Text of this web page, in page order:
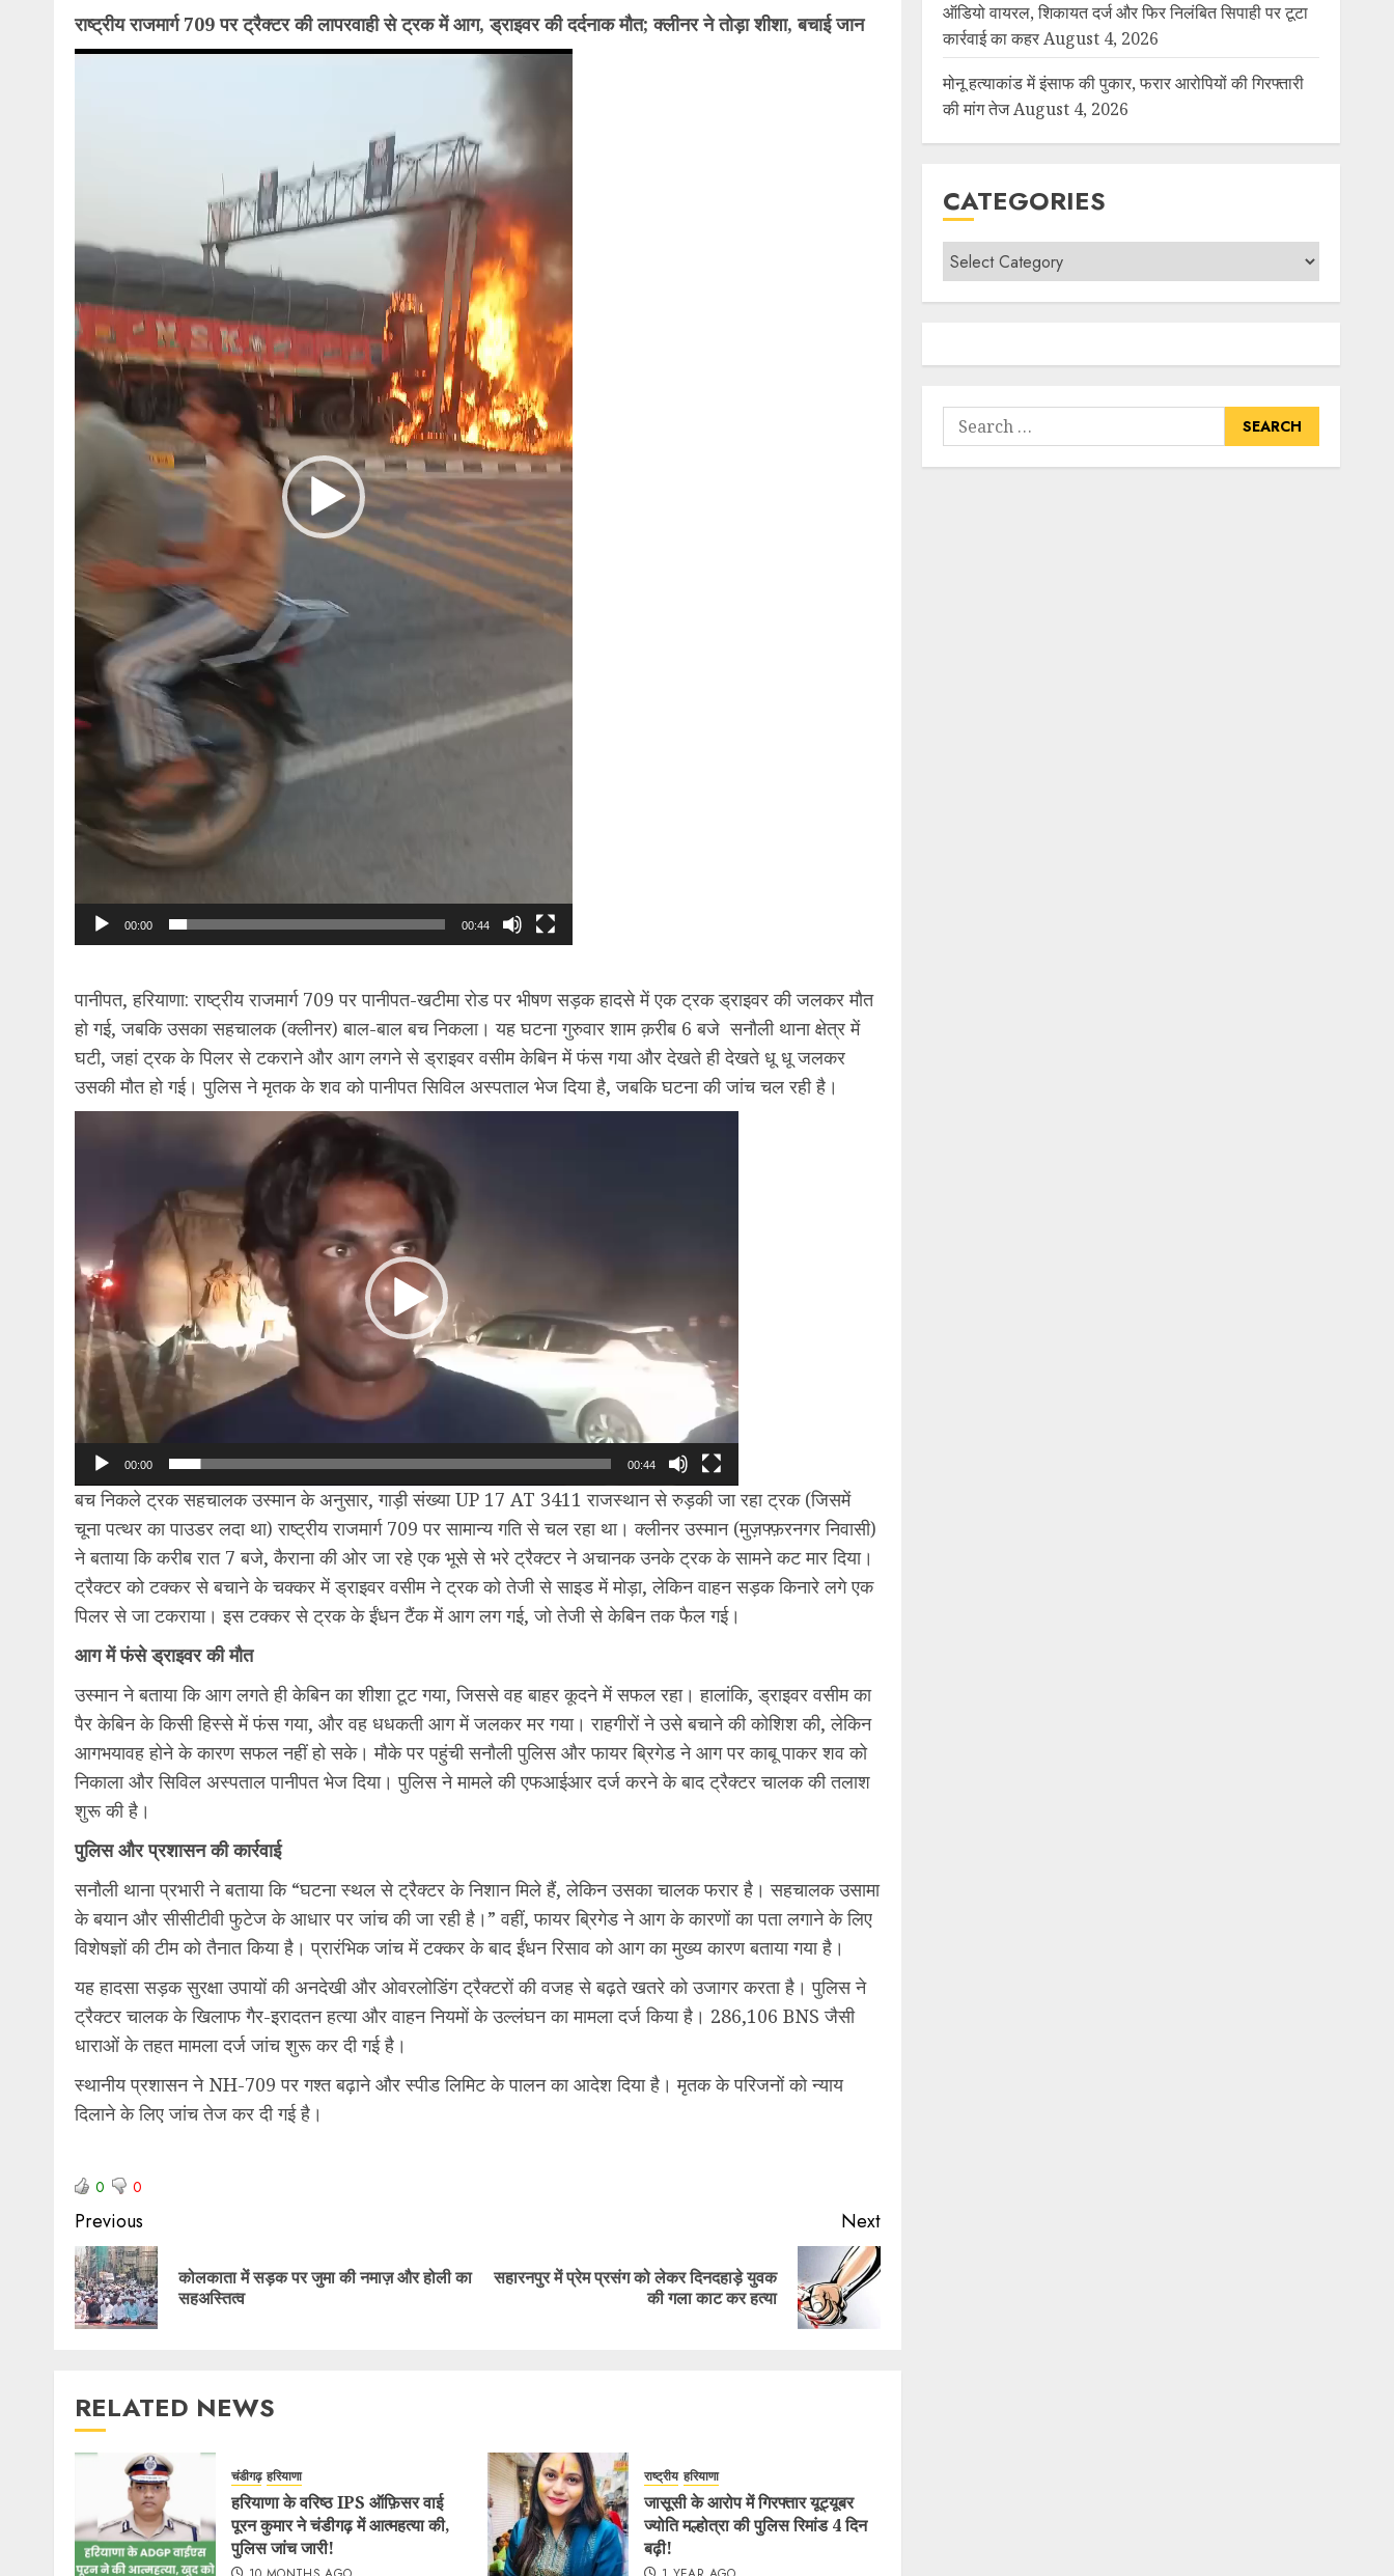
राष्ट्रीय राजमार्ग 709 पर ट्रैक्टर की लापरवाही से ट्रक में आग, ड्राइवर की दर्दनाक मौत; क्लीनर ने तोड़ा शीशा, बचाई जान
Video
00:00 00:44
पानीपत, हरियाणा: राष्ट्रीय राजमार्ग 709 पर पानीपत-खटीमा रोड पर भीषण सड़क हादसे में एक ट्रक ड्राइवर की जलकर मौत
हो गई, जबकि उसका सहचालक (क्लीनर) बाल-बाल बच निकला। यह घटना गुरुवार शाम क़रीब 6 बजे सनौली थाना क्षेत्र में
घटी, जहां ट्रक के पिलर से टकराने और आग लगने से ड्राइवर वसीम केबिन में फंस गया और देखते ही देखते धू धू जलकर
उसकी मौत हो गई। पुलिस ने मृतक के शव को पानीपत सिविल अस्पताल भेज दिया है, जबकि घटना की जांच चल रही है।
00:00 00:44
बच निकले ट्रक सहचालक उस्मान के अनुसार, गाड़ी संख्या UP 17 AT 3411 राजस्थान से रुड़की जा रहा ट्रक (जिसमें
चूना पत्थर का पाउडर लदा था) राष्ट्रीय राजमार्ग 709 पर सामान्य गति से चल रहा था। क्लीनर उस्मान (मुज़फ्फ़रनगर निवासी)
ने बताया कि करीब रात 7 बजे, कैराना की ओर जा रहे एक भूसे से भरे ट्रैक्टर ने अचानक उनके ट्रक के सामने कट मार दिया।
ट्रैक्टर को टक्कर से बचाने के चक्कर में ड्राइवर वसीम ने ट्रक को तेजी से साइड में मोड़ा, लेकिन वाहन सड़क किनारे लगे एक
पिलर से जा टकराया। इस टक्कर से ट्रक के ईंधन टैंक में आग लग गई, जो तेजी से केबिन तक फैल गई।
आग में फंसे ड्राइवर की मौत
उस्मान ने बताया कि आग लगते ही केबिन का शीशा टूट गया, जिससे वह बाहर कूदने में सफल रहा। हालांकि, ड्राइवर वसीम का
पैर केबिन के किसी हिस्से में फंस गया, और वह धधकती आग में जलकर मर गया। राहगीरों ने उसे बचाने की कोशिश की, लेकिन
आगभयावह होने के कारण सफल नहीं हो सके। मौके पर पहुंची सनौली पुलिस और फायर ब्रिगेड ने आग पर काबू पाकर शव को
निकाला और सिविल अस्पताल पानीपत भेज दिया। पुलिस ने मामले की एफआईआर दर्ज करने के बाद ट्रैक्टर चालक की तलाश
शुरू की है।
पुलिस और प्रशासन की कार्रवाई
सनौली थाना प्रभारी ने बताया कि “घटना स्थल से ट्रैक्टर के निशान मिले हैं, लेकिन उसका चालक फरार है। सहचालक उसामा
के बयान और सीसीटीवी फुटेज के आधार पर जांच की जा रही है।” वहीं, फायर ब्रिगेड ने आग के कारणों का पता लगाने के लिए
विशेषज्ञों की टीम को तैनात किया है। प्रारंभिक जांच में टक्कर के बाद ईंधन रिसाव को आग का मुख्य कारण बताया गया है।
यह हादसा सड़क सुरक्षा उपायों की अनदेखी और ओवरलोडिंग ट्रैक्टरों की वजह से बढ़ते खतरे को उजागर करता है। पुलिस ने
ट्रैक्टर चालक के खिलाफ गैर-इरादतन हत्या और वाहन नियमों के उल्लंघन का मामला दर्ज किया है। 286,106 BNS जैसी
धाराओं के तहत मामला दर्ज जांच शुरू कर दी गई है।
स्थानीय प्रशासन ने NH-709 पर गश्त बढ़ाने और स्पीड लिमिट के पालन का आदेश दिया है। मृतक के परिजनों को न्याय
दिलाने के लिए जांच तेज कर दी गई है।
0 0
Previous
कोलकाता में सड़क पर जुमा की नमाज़ और होली का
सहअस्तित्व
Next
सहारनपुर में प्रेम प्रसंग को लेकर दिनदहाड़े युवक
की गला काट कर हत्या
RELATED NEWS
चंडीगढ़ हरियाणा
हरियाणा के वरिष्ठ IPS ऑफ़िसर वाई
पूरन कुमार ने चंडीगढ़ में आत्महत्या की,
पुलिस जांच जारी!
राष्ट्रीय हरियाणा
जासूसी के आरोप में गिरफ्तार यूट्यूबर
ज्योति मल्होत्रा की पुलिस रिमांड 4 दिन
बढ़ी!
ऑडियो वायरल, शिकायत दर्ज और फिर निलंबित सिपाही पर टूटा
कार्रवाई का कहर August 4, 2026
मोनू हत्याकांड में इंसाफ की पुकार, फरार आरोपियों की गिरफ्तारी
की मांग तेज August 4, 2026
CATEGORIES